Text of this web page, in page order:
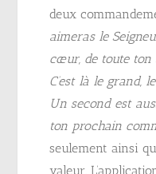
deux
aimeras le
cœur, de toute ton
C’est là le grand,
Un second est
ton prochain
seulement ainsi
valeur.